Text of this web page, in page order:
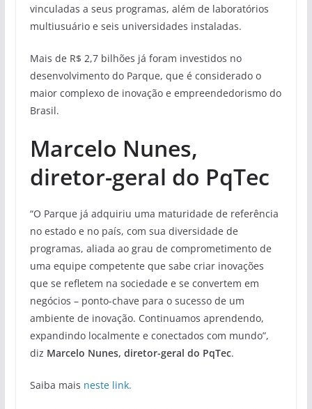
vinculadas a seus programas, além de laboratórios
multiusuário e seis universidades instaladas.
Mais de R$ 2,7 bilhões já foram investidos no
desenvolvimento do Parque, que é considerado o
maior complexo de inovação e empreendedorismo do
Brasil.
Marcelo Nunes,
diretor-geral do PqTec
“O Parque já adquiriu uma maturidade de referência
no estado e no país, com sua diversidade de
programas, aliada ao grau de comprometimento de
uma equipe competente que sabe criar inovações
que se refletem na sociedade e se convertem em
negócios – ponto-chave para o sucesso de um
ambiente de inovação. Continuamos aprendendo,
expandindo localmente e conectados com mundo”,
diz Marcelo Nunes, diretor-geral do PqTec.
Saiba mais neste link.